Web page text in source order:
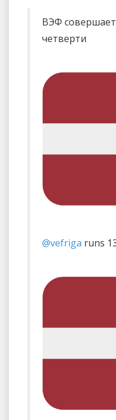
ВЭФ
четверти
@vefriga runs